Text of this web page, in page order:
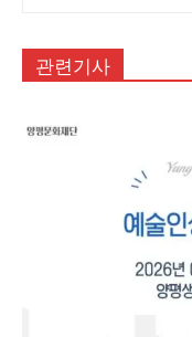
관련기사